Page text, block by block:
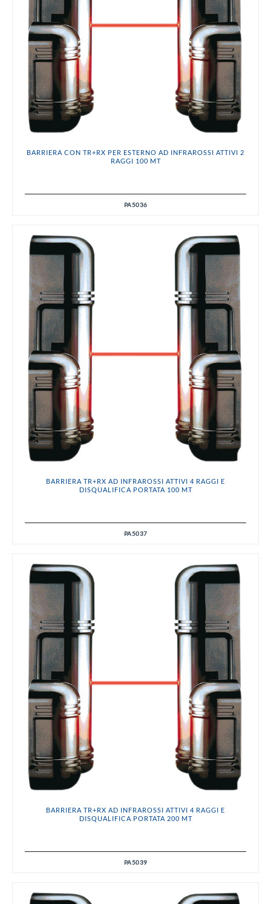
BARRIERA CON TR+RX PER ESTERNO AD INFRAROSSI ATTIVI 2
RAGGI 100 MT
PA5036
BARRIERA TR+RX AD INFRAROSSI ATTIVI 4 RAGGI E
DISQUALIFICA PORTATA 100 MT
PA5037
BARRIERA TR+RX AD INFRAROSSI ATTIVI 4 RAGGI E
DISQUALIFICA PORTATA 200 MT
PA5039